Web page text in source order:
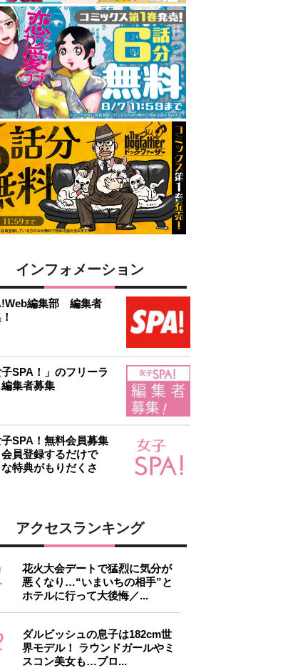
インフォメーション
編集部 編集者
子SPA！」のフリーラ
集者募集
子SPA！無料会員募集
員登録するだけで
特典がもりだくさ
アクセスランキング
花火大会デートで猛烈に気分が
悪くなり…“いまいちの相手”と
ホテルに行って大後悔／...
ダルビッシュの息子は182cm世
界モデル！ ラウンドガールやミ
スコン美女も…プロ...